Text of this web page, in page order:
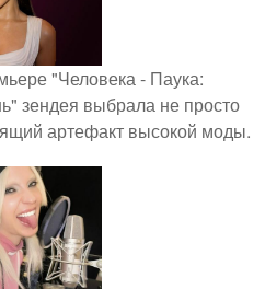
"Человека - Паука:
зендея выбрала не просто
артефакт высокой моды.